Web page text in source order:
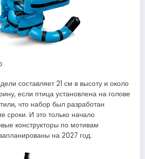
составляет 21 см в высоту и около
если птица установлена на голове
что набор был разработан
сроки. И это только начало
конструкторы по мотивам
на 2027 год.